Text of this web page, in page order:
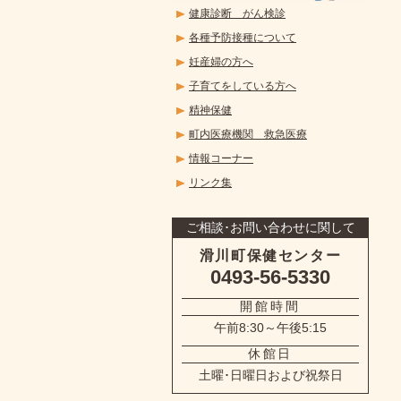
健康診断 がん検診
各種予防接種について
妊産婦の方へ
子育てをしている方へ
精神保健
町内医療機関 救急医療
情報コーナー
リンク集
ご相談･お問い合わせに関して
滑川町保健センター
0493-56-5330
開館時間
午前8:30～午後5:15
休館日
土曜･日曜日および祝祭日